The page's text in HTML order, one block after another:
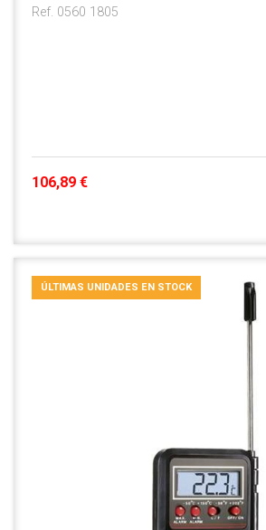
Ref. 0560 1805
106,89 €
ÚLTIMAS UNIDADES EN STOCK